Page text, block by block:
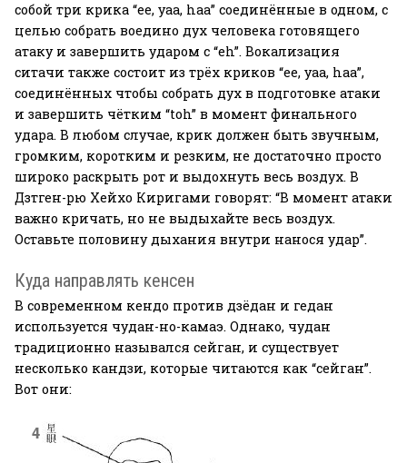
собой три крика “ee, yaa, haa” соединённые в одном, с
целью собрать воедино дух человека готовящего
атаку и завершить ударом с “eh”. Вокализация
ситачи также состоит из трёх криков “ee, yaa, haa”,
соединённых чтобы собрать дух в подготовке атаки
и завершить чётким “toh” в момент финального
удара. В любом случае, крик должен быть звучным,
громким, коротким и резким, не достаточно просто
широко раскрыть рот и выдохнуть весь воздух. В
Дзтген-рю Хейхо Киригами говорят: “В момент атаки
важно кричать, но не выдыхайте весь воздух.
Оставьте половину дыхания внутри нанося удар”.
Куда направлять кенсен
В современном кендо против дзёдан и гедан
используется чудан-но-камаэ. Однако, чудан
традиционно назывался сейган, и существует
несколько кандзи, которые читаются как “сейган”.
Вот они: